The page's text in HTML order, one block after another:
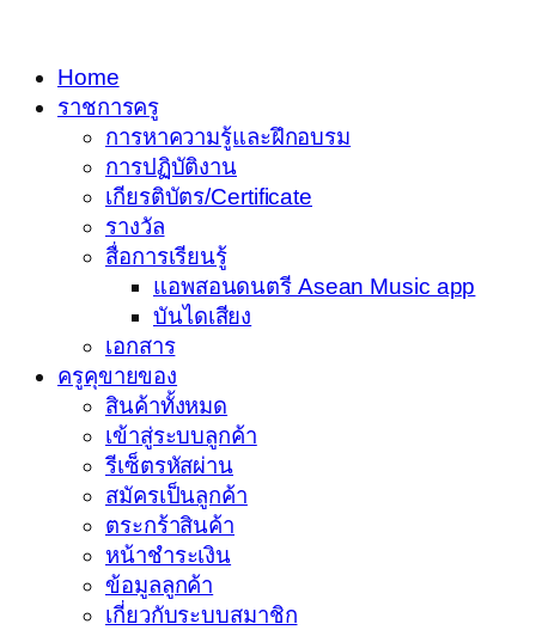
Home
ราชการครู
การหาความรู้และฝึกอบรม
การปฏิบัติงาน
เกียรติบัตร/Certificate
รางวัล
สื่อการเรียนรู้
แอพสอนดนตรี Asean Music app
บันไดเสียง
เอกสาร
ครูคุขายของ
สินค้าทั้งหมด
เข้าสู่ระบบลูกค้า
รีเซ็ตรหัสผ่าน
สมัครเป็นลูกค้า
ตระกร้าสินค้า
หน้าชำระเงิน
ข้อมูลลูกค้า
เกี่ยวกับระบบสมาชิก